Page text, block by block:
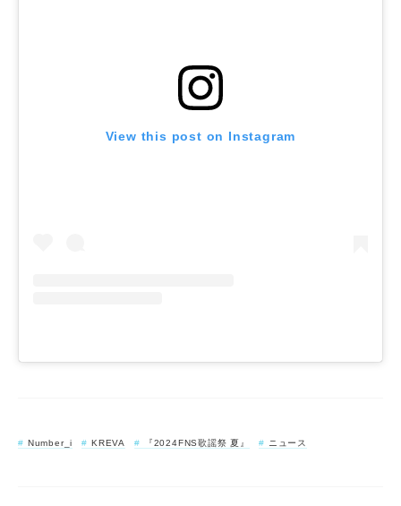
View this post on Instagram
Number_i KREVA 『2024FNS歌謡祭 夏』 ニュース